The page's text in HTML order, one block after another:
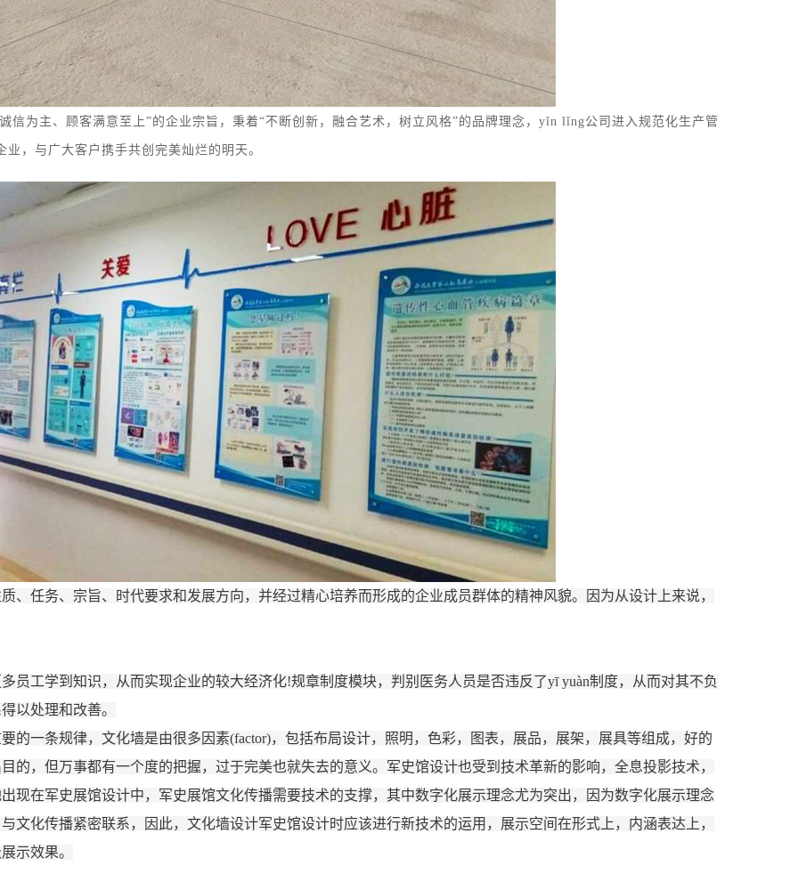
信为主、顾客满意至上”的企业宗旨，秉着“不断创新，融合艺术，树立风格”的品牌理念，yǐn lǐng公司进入规范化生产管
，与广大客户携手共创完美灿烂的明天。
、任务、宗旨、时代要求和发展方向，并经过精心培养而形成的企业成员群体的精神风貌。因为从设计上来说，
员工学到知识，从而实现企业的较大经济化!规章制度模块，判别医务人员是否违反了yī yuàn制度，从而对其不负
以处理和改善。
的一条规律，文化墙是由很多因素(factor)，包括布局设计，照明，色彩，图表，展品，展架，展具等组成，好的
的，但万事都有一个度的把握，过于完美也就失去的意义。军史馆设计也受到技术革新的影响，全息投影技术，
现在军史展馆设计中， 军史展馆文化传播需要技术的支撑，其中数字化展示理念尤为突出，因为数字化展示理念
文化传播紧密联系，因此，文化墙设计军史馆设计时应该进行新技术的运用，展示空间在形式上，内涵表达上，
示效果。